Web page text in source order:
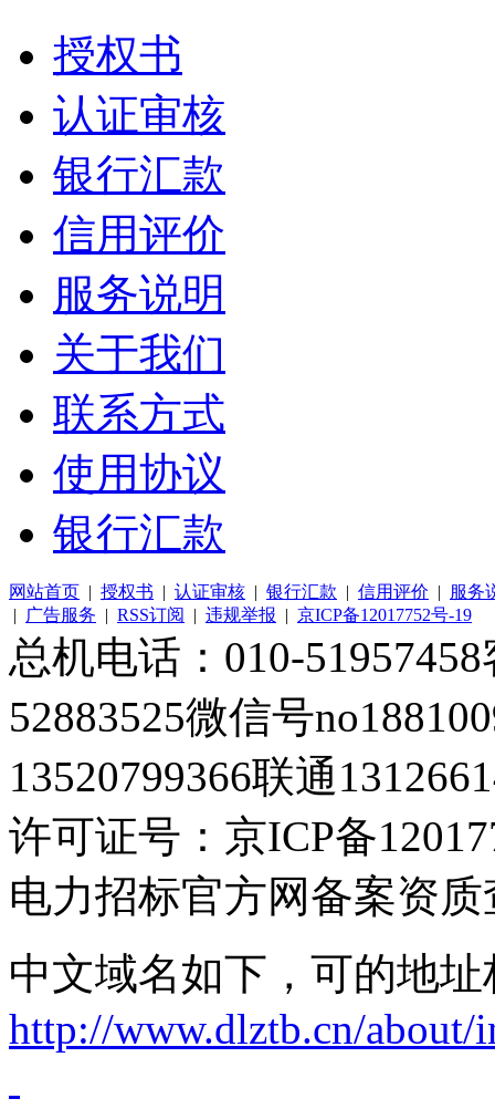
授权书
认证审核
银行汇款
信用评价
服务说明
关于我们
联系方式
使用协议
银行汇款
网站首页 | 授权书 | 认证审核 | 银行汇款 | 信用评价 |
服务
|
广告服务 | RSS订阅 | 违规举报 | 京ICP备12017752号-19
总机电话：010-
52883525微信号
13520799366联通
许可证号：京ICP备
电力招标官方网备案资质
中文域名如下，可的地
http://www.dlztb.cn/about/